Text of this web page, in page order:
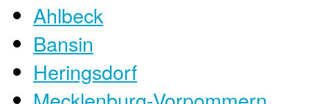
Ahlbeck
Bansin
Heringsdorf